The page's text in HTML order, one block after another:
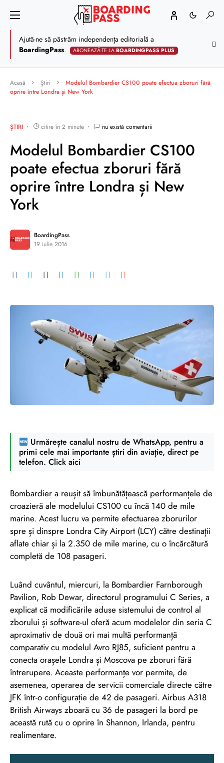
Ajută-ne să păstrăm independența editorială a
BoardingPass. ABONEAZĂ-TE LABOARDINGPASS PLUS
Acasă Știri
Modelul Bombardier CS100 poate efectua zboruri fără
oprire între Londra și New York
ȘTIRI citire în 2 minute nu există comentarii
Modelul Bombardier CS100
poate efectua zboruri fără
oprire între Londra și New
York
BoardingPass
19 iulie 2016
Urmărește canalul nostru de WhatsApp, pentru a
primi cele mai importante știri din aviație, direct pe
telefon. Click aici
Bombardier a reușit să îmbunătățească performanțele de
croazieră ale modelului CS100 cu încă 140 de mile
marine. Acest lucru va permite efectuarea zborurilor
spre și dinspre Londra City Airport (LCY) către destinații
aflate chiar și la 2.350 de mile marine, cu o încărcătură
completă de 108 pasageri.
Luând cuvântul, miercuri, la Bombardier Farnborough
Pavilion, Rob Dewar, directorul programului C Series, a
explicat că modificările aduse sistemului de control al
zborului și software-ul oferă acum modelelor din seria C
aproximativ de două ori mai multă performanță
comparativ cu modelul Avro RJ85, suficient pentru a
conecta orașele Londra și Moscova pe zboruri fără
întrerupere. Aceaste performanțe vor permite, de
asemenea, operarea de servicii comerciale directe către
JFK într-o configurație de 42 de pasageri. Airbus A318
British Airways zboară cu 36 de pasageri la bord pe
această rută cu o oprire în Shannon, Irlanda, pentru
realimentare.